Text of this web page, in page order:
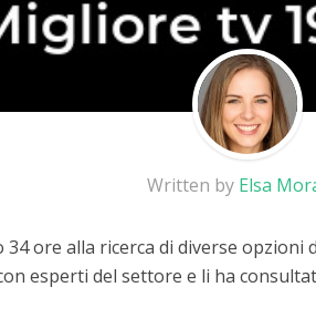
Written by Elsa
ore alla ricerca di diverse opzioni
esperti del settore e li ha